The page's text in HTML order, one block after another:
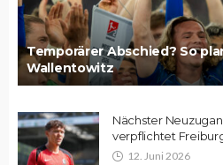
Temporärer Abschied? So
Wallentowitz
Nächster
verpflichtet
12. Juni 2026